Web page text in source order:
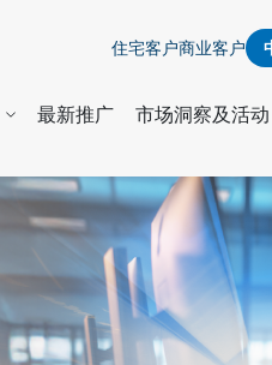
住宅客户商业客户
最新推广 市场洞察及活动